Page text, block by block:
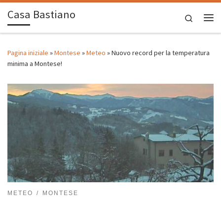
Passa al contenuto
Casa Bastiano
Search
Pagina iniziale »Montese »Meteo »Nuovo record per la temperatura
minima a Montese!
METEO MONTESE